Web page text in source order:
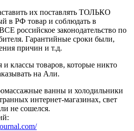
их поставлять ТОЛЬКО
в РФ товар и соблюдать в
российское законодательство по
Гарантийные сроки были,
причин и т.д.
и классы товаров, которые никто
на Али.
ванны и холодильники
интернет-магазинах, свет
не сошелся.